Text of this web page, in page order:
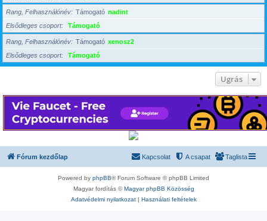
Rang, Felhasználónév Támogató nadint
Elsődleges csoport
Támogató
Rang, Felhasználónév Támogató xenosz2
Elsődleges csoport
Támogató
Ugrás
Fórum kezdőlap Taglista
A csapat
Kapcsolat
Powered by phpBB® Forum Software © phpBB Limited
Magyar fordítás ©Magyar phpBB Közösség
Adatvédelmi nyilatkozat| Használati feltételek